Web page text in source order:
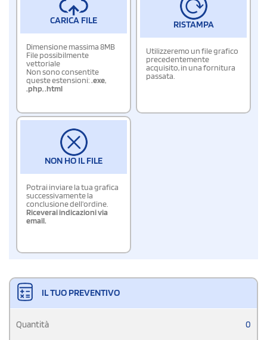
CARICA FILE
Dimensione massima 8MB
File possibilmente
vettoriale
Non sono consentite
queste estensioni:.exe,
.php,.html
RISTAMPA
Utilizzeremo un file grafico
precedentemente
acquisito, in una fornitura
passata.
NON HO IL FILE
Potrai inviare la tua grafica
successivamente la
conclusione dell'ordine.
Riceverai indicazioni via
email.
IL TUO PREVENTIVO
Quantità 0